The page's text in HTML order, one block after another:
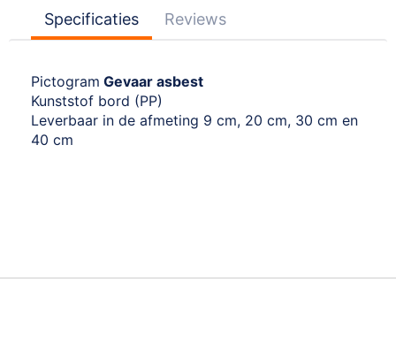
Specificaties Reviews
Pictogram Gevaar asbest
Kunststof bord (PP)
Leverbaar in de afmeting 9 cm, 20 cm, 30 cm en
40 cm